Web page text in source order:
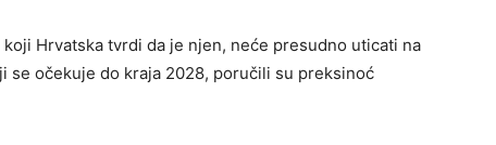
koji Hrvatska tvrdi da je njen, neće presudno uticati na
se očekuje do kraja 2028, poručili su preksinoć